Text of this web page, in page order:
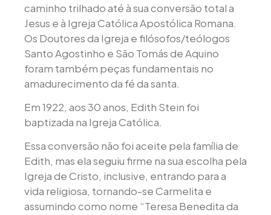
caminho trilhado até à sua conversão total a
Jesus e à Igreja Católica Apostólica Romana.
Os Doutores da Igreja e filósofos/teólogos
Santo Agostinho e São Tomás de Aquino
foram também peças fundamentais no
amadurecimento da fé da santa.
Em 1922, aos 30 anos, Edith Stein foi
baptizada na Igreja Católica.
Essa conversão não foi aceite pela família de
Edith, mas ela seguiu firme na sua escolha pela
Igreja de Cristo, inclusive, entrando para a
vida religiosa, tornando-se Carmelita e
assumindo como nome “Teresa Benedita da